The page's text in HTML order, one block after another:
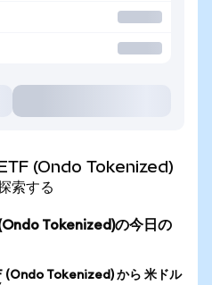
(Ondo Tokenized)
索する
Tokenized)の今日の
(Ondo Tokenized) から 米ドル